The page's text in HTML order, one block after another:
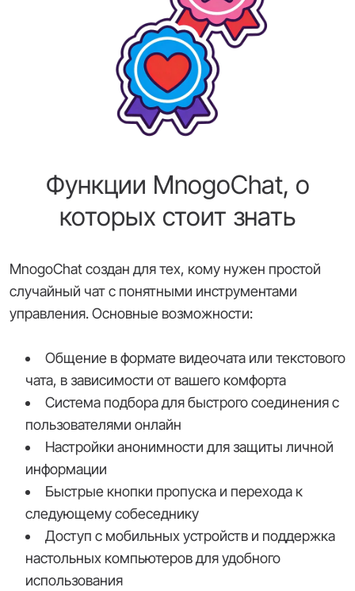
Функции MnogoChat, о
которых стоит знать
MnogoChat создан для тех, кому нужен простой
случайный чат с понятными инструментами
управления. Основные возможности:
Общение в формате видеочата или текстового
чата, в зависимости от вашего комфорта
Система подбора для быстрого соединения с
пользователями онлайн
Настройки анонимности для защиты личной
информации
Быстрые кнопки пропуска и перехода к
следующему собеседнику
Доступ с мобильных устройств и поддержка
настольных компьютеров для удобного
использования